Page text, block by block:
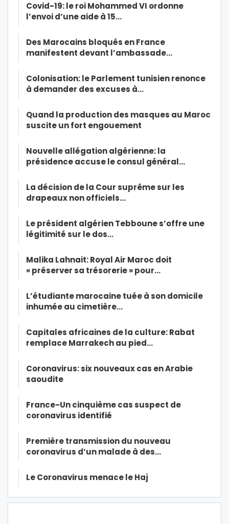
Covid-19: le roi Mohammed VI ordonne
l’envoi d’une aide à 15…
Des Marocains bloqués en France
manifestent devant l’ambassade…
Colonisation: le Parlement tunisien renonce
à demander des excuses à…
Quand la production des masques au Maroc
suscite un fort engouement
Nouvelle allégation algérienne: la
présidence accuse le consul général…
La décision de la Cour suprême sur les
drapeaux non officiels…
Le président algérien Tebboune s’offre une
légitimité sur le dos…
Malika Lahnait: Royal Air Maroc doit
« préserver sa trésorerie » pour…
L’étudiante marocaine tuée à son domicile
inhumée au cimetière…
Capitales africaines de la culture: Rabat
remplace Marrakech au pied…
Coronavirus: six nouveaux cas en Arabie
saoudite
France-Un cinquième cas suspect de
coronavirus identifié
Première transmission du nouveau
coronavirus d’un malade à des…
Le Coronavirus menace le Haj